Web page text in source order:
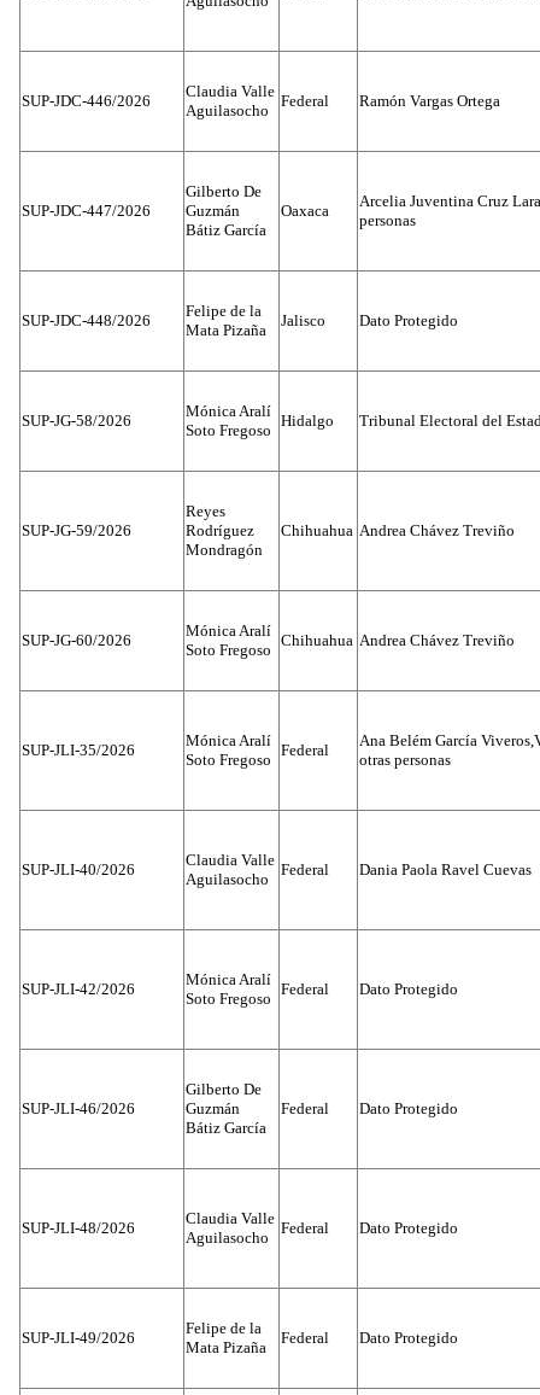
SUP-JDC-446/2026
Claudia Valle
Aguilasocho
Federal Ramón Vargas Ortega
SUP-JDC-447/2026
Gilberto De
Guzmán
Bátiz García
Oaxaca
Arcelia Juventina Cruz
personas
SUP-JDC-448/2026
Felipe de la
Mata Pizaña
Jalisco Dato Protegido
SUP-JG-58/2026
Mónica Aralí
Soto Fregoso
Hidalgo Tribunal Electoral del
SUP-JG-59/2026
Reyes
Rodríguez
Mondragón
Chihuahua Andrea Chávez Treviño
SUP-JG-60/2026
Mónica Aralí
Soto Fregoso
Chihuahua Andrea Chávez Treviño
SUP-JLI-35/2026
Mónica Aralí
Soto Fregoso
Federal
Ana Belém García
otras personas
SUP-JLI-40/2026
Claudia Valle
Aguilasocho
Federal Dania Paola Ravel Cuevas
SUP-JLI-42/2026
Mónica Aralí
Soto Fregoso
Federal Dato Protegido
SUP-JLI-46/2026
Gilberto De
Guzmán
Bátiz García
Federal Dato Protegido
SUP-JLI-48/2026
Claudia Valle
Aguilasocho
Federal Dato Protegido
SUP-JLI-49/2026
Felipe de la
Mata Pizaña
Federal Dato Protegido